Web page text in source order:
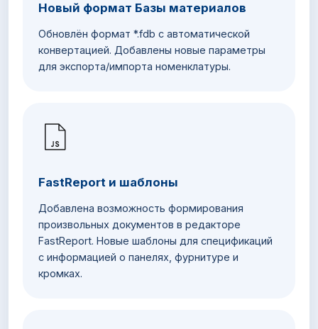
Новый формат Базы материалов
Обновлён формат *.fdb с автоматической
конвертацией. Добавлены новые параметры
для экспорта/импорта номенклатуры.
FastReport и шаблоны
Добавлена возможность формирования
произвольных документов в редакторе
FastReport. Новые шаблоны для спецификаций
с информацией о панелях, фурнитуре и
кромках.